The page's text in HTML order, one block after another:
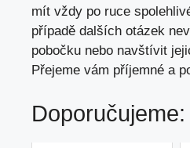
mít vždy po​ ruce
případě dalších otázek
pobočku nebo navštívit
Přejeme ​vám ⁣příjemné a
Doporučujeme: